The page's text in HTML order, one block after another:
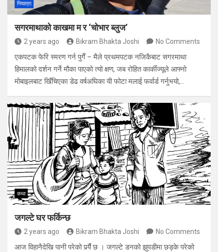
नियात्रा
सगरमाथाको काखमा म र ‘चोभार ब्लुज’
2 years ago Bikram Bhakta Joshi No Comments
एकपटक फेरि स्मरण गर्न पुगेँ – मैले प्रथमपटक नजिकैबाट सगरमाथा
हिमालको दर्शन गर्ने मौका पाएको त्यो क्षण, जब रोहित कार्कीज्यूले आफ्नो
मोबाइलबाट खिँचिएका डेढ वर्षअघिका यी फोटा मलाई फर्वार्ड गर्नुभयो,…
कथा
जगल्टे घर फर्किन्छ
2 years ago Bikram Bhakta Joshi No Comments
आज विहानैदेखि पानी परेको पर्र्यै छ । जगल्टे डनको झुपडीमा छड्के परेको